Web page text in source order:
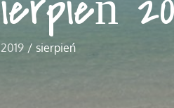
2019 sierpień